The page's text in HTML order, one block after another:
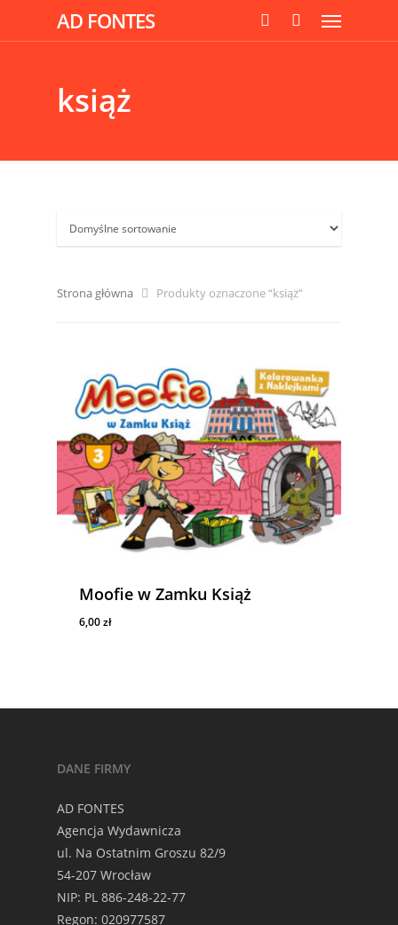
AD FONTES
książ
Strona główna Produkty oznaczone “książ”
Moofie w Zamku Książ
6,00zł
DANE FIRMY
AD FONTES
Agencja Wydawnicza
ul. Na Ostatnim Groszu 82/9
54-207 Wrocław
NIP: PL 886-248-22-77
Regon: 020977587